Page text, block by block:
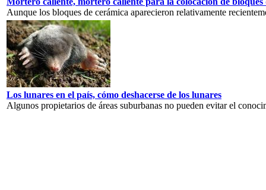
Aunque los bloques de cerámica aparecieron relativamente
Los lunares en el país, cómo deshacerse de los lunares
Algunos propietarios de áreas suburbanas no pueden evitar el